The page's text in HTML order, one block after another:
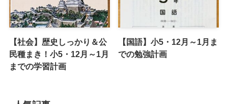
【社会】歴史しっかり＆公
民種まき！小5・12月～1月
までの学習計画
【国語】小5・12月～1月ま
での勉強計画